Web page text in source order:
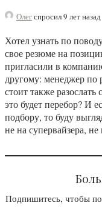
Олегспросил 9 лет назад
Хотел узнать по
свое резюме на
пригласили в
другому: менеджер
стоит также
это будет перебор? И
подбору, то буду
не на супервайзера,
Подпишитесь, чтобы